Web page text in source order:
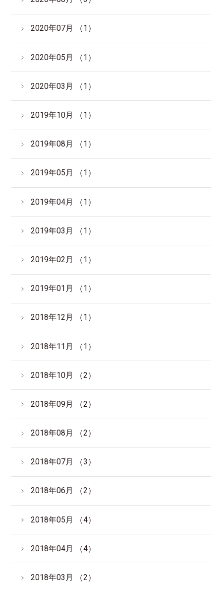
2020年07月 （1）
2020年05月 （1）
2020年03月 （1）
2019年10月 （1）
2019年08月 （1）
2019年05月 （1）
2019年04月 （1）
2019年03月 （1）
2019年02月 （1）
2019年01月 （1）
2018年12月 （1）
2018年11月 （1）
2018年10月 （2）
2018年09月 （2）
2018年08月 （2）
2018年07月 （3）
2018年06月 （2）
2018年05月 （4）
2018年04月 （4）
2018年03月 （2）